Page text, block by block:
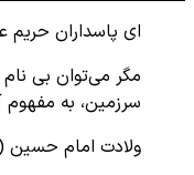
ای پاسداران
مگر می‌توان بی
سرزمین، به مفهوم
ولادت امام حسین